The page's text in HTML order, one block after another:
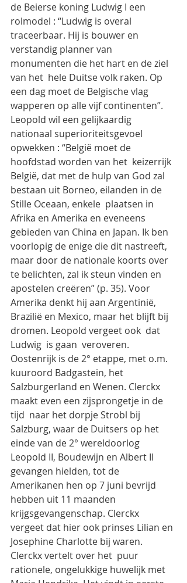
de Beierse koning Ludwig I een
rolmodel : “Ludwig is overal
traceerbaar. Hij is bouwer en
verstandig planner van
monumenten die het hart en de ziel
van het  hele Duitse volk raken. Op
een dag moet de Belgische vlag
wapperen op alle vijf continenten”.
Leopold wil een gelijkaardig
nationaal superioriteitsgevoel
opwekken : “België moet de
hoofdstad worden van het  keizerrijk
België, dat met de hulp van God zal
bestaan uit Borneo, eilanden in de
Stille Oceaan, enkele  plaatsen in
Afrika en Amerika en eveneens
gebieden van China en Japan. Ik ben
voorlopig de enige die dit nastreeft,
maar door de nationale koorts over
te belichten, zal ik steun vinden en
apostelen creëren” (p. 35). Voor
Amerika denkt hij aan Argentinië,
Brazilië en Mexico, maar het blijft bij
dromen. Leopold vergeet ook  dat
Ludwig  is gaan  veroveren.
Oostenrijk is de 2° etappe, met o.m.
kuuroord Badgastein, het
Salzburgerland en Wenen. Clerckx
maakt even een zijsprongetje in de
tijd  naar het dorpje Strobl bij
Salzburg, waar de Duitsers op het
einde van de 2° wereldoorlog
Leopold II, Boudewijn en Albert II
gevangen hielden, tot de
Amerikanen hen op 7 juni bevrijd
hebben uit 11 maanden
krijgsgevangenschap. Clerckx
vergeet dat hier ook prinses Lilian en
Josephine Charlotte bij waren.
Clerckx vertelt over het  puur
rationele, ongelukkige huwelijk met